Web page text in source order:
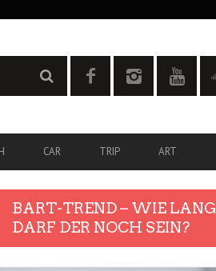
CAR TRIP ART
BART-TREND – WIE LANG
DARF DER NOCH SEIN?